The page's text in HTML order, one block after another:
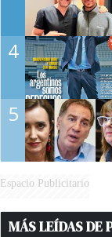
4
5
Espacio Publicitario
MÁS LEÍDAS DE